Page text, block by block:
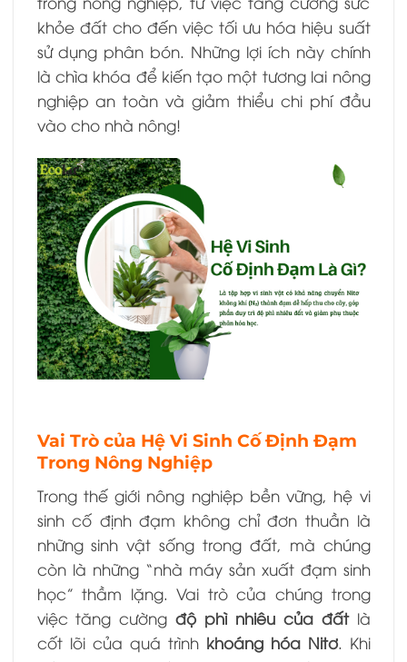
khỏe đất cho đến việc tối ưu hóa hiệu suất
sử dụng phân bón. Những lợi ích này chính
là chìa khóa để kiến tạo một tương lai nông
nghiệp an toàn và giảm thiểu chi phí đầu
vào cho nhà nông!
Vai Trò của Hệ Vi Sinh Cố Định Đạm
Trong Nông Nghiệp
Trong thế giới nông nghiệp bền vững, hệ vi
sinh cố định đạm không chỉ đơn thuần là
những sinh vật sống trong đất, mà chúng
còn là những “nhà máy sản xuất đạm sinh
học” thầm lặng. Vai trò của chúng trong
việc tăng cườngđộ phì nhiêu của đấtlà
cốt lõi của quá trình khoáng hóa Nitơ. Khi